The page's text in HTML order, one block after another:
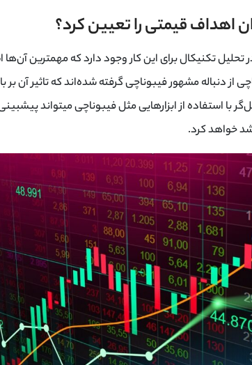
اهداف قیمتی را تعیین کرد؟
تحلیل تکنیکال برای این کار وجود دارد که مهمترین
از دنباله مشهور فیبوناچی گرفته شده‌اند که تاثیر آن بر
با استفاده از ابزارهایی مثل فیبوناچی میتواند